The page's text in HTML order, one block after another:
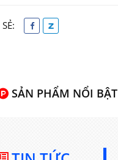
SẢN PHẨM NỔI BẬT